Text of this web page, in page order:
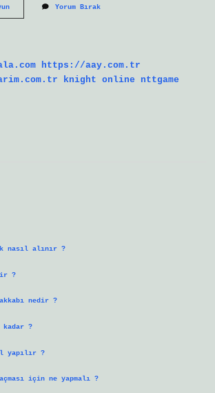
Septum
Yorum Bırak
https://aay.com.tr
knight online
nttgame
nasıl alınır ?
?
nedir ?
kadar ?
yapılır ?
için ne yapmalı ?